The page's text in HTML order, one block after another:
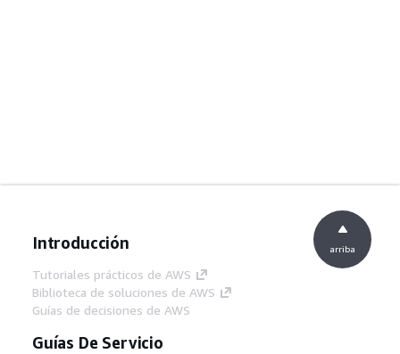
Introducción
Tutoriales prácticos de AWS
Biblioteca de soluciones de AWS
Guías de decisiones de AWS
Guías De Servicio
arriba